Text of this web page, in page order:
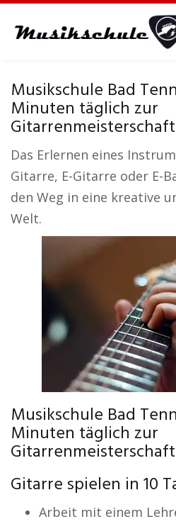
Musikschule Bad
Minuten täglich zur
Gitarrenmeisterschaft
Das Erlernen eines
Gitarre, E-Gitarre oder E-
den Weg in eine kreative
Welt.
Musikschule Bad
Minuten täglich zur
Gitarrenmeisterschaft
Gitarre spielen in 10
Arbeit mit einem